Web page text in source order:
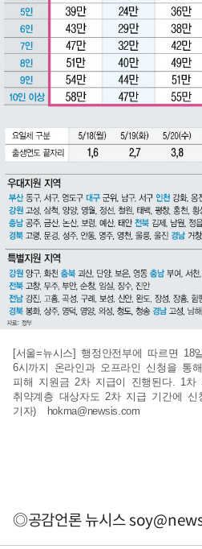
[서울=뉴시스] 행정안전부에 따르면
6시까지 온라인과 오프라인 신청을 통
피해 지원금 2차 지급이 진행된다. 1
취약계층 대상자도 2차 지급 기간에 신
기자)
hokma@newsis.com
◎공감언론 뉴시스